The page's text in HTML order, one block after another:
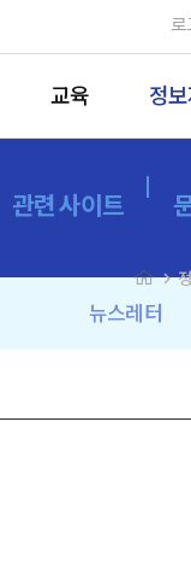
로
교육 정
관련 사이트
뉴스레터
navigate_next